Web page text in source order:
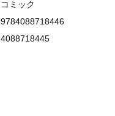
コミック
9784088718446
4088718445